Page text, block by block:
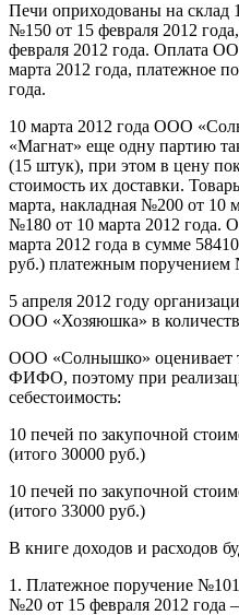
Печи оприходованы на склад
№150 от 15 февраля 2012
февраля 2012 года. Оплата
марта 2012 года, платежное
года.
10 марта 2012 года ООО
«Магнат» еще одну партию
(15 штук), при этом в цену
стоимость их доставки.
марта, накладная №200 от 10
№180 от 10 марта 2012 года.
марта 2012 года в сумме
руб.) платежным поручением
5 апреля 2012 году
ООО «Хозяюшка» в
ООО «Солнышко» оценивает
ФИФО, поэтому при
себестоимость:
10 печей по закупочной
(итого 30000 руб.)
10 печей по закупочной
(итого 33000 руб.)
В книге доходов и расходов
1. Платежное поручение №101
№20 от 15 февраля 2012 года